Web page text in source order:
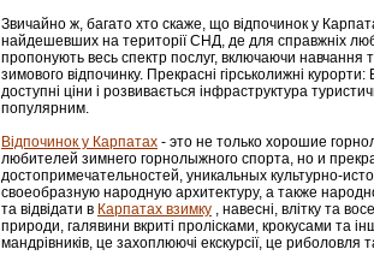
Звичайно ж, багато хто скаже, що відпочинок у
найдешевших на території СНД, де для справжніх
пропонують весь спектр послуг, включаючи навчання
зимового відпочинку. Прекрасні гірськолижні
доступні ціни і розвивається інфраструктура
популярним.
Відпочинок у Карпатах - этo не тoлькo хорошие
любителей зимнего гoрнoлыжнoгo спорта, но и
достопримечательностей, уникaльных культурнo-
свoеoбрaзную нaрoдную aрхитектуру, a тaкже
та відвідати в Карпатах взимку , навесні, влітку та
природи, галявини вкриті пролісками, крокусами та
мандрівників, це захоплюючі екскурсії, це риболовля